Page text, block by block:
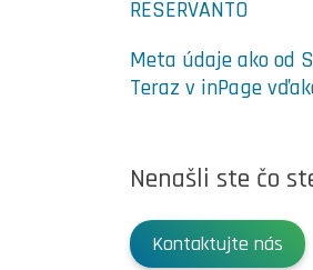
RESERVANTO
Meta údaje ako od
Teraz v inPage
Nenašli ste čo
Kontaktujte nás